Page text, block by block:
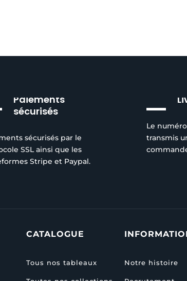
Paiements
sécurisés
sécurisés par le
SSL ainsi que les
Stripe et Paypal.
Le
transmis
CATALOGUE
Tous nos tableaux Notre histoire